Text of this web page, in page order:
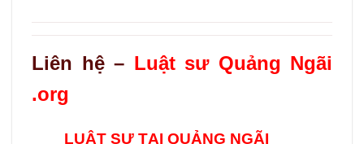
Liên hệ – Luật sư Quảng Ngãi
.org
LUẬT SƯ TẠI QUẢNG NGÃI